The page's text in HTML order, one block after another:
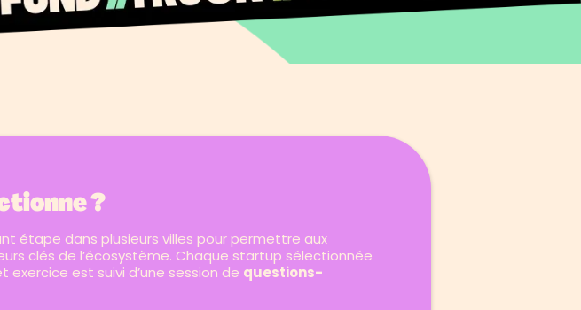
?
étape dans plusieurs villes pour permettre aux
clés de l’écosystème. Chaque startup sélectionnée
exercice est suivi d’une session de questions-